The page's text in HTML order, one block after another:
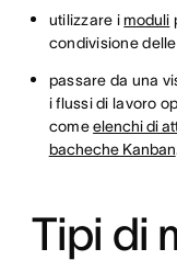
utilizzare imoduli
condivisione
passare da una
i flussi di lavoro
comeelenchi di
bacheche Kanban
Tipi di